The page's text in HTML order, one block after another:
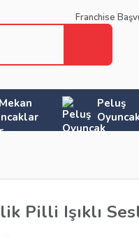
Franchise
Peluş
Pilli Işıklı